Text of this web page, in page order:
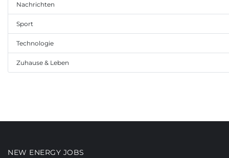
Nachrichten
Sport
Technologie
Zuhause & Leben
NEW ENERGY JOBS